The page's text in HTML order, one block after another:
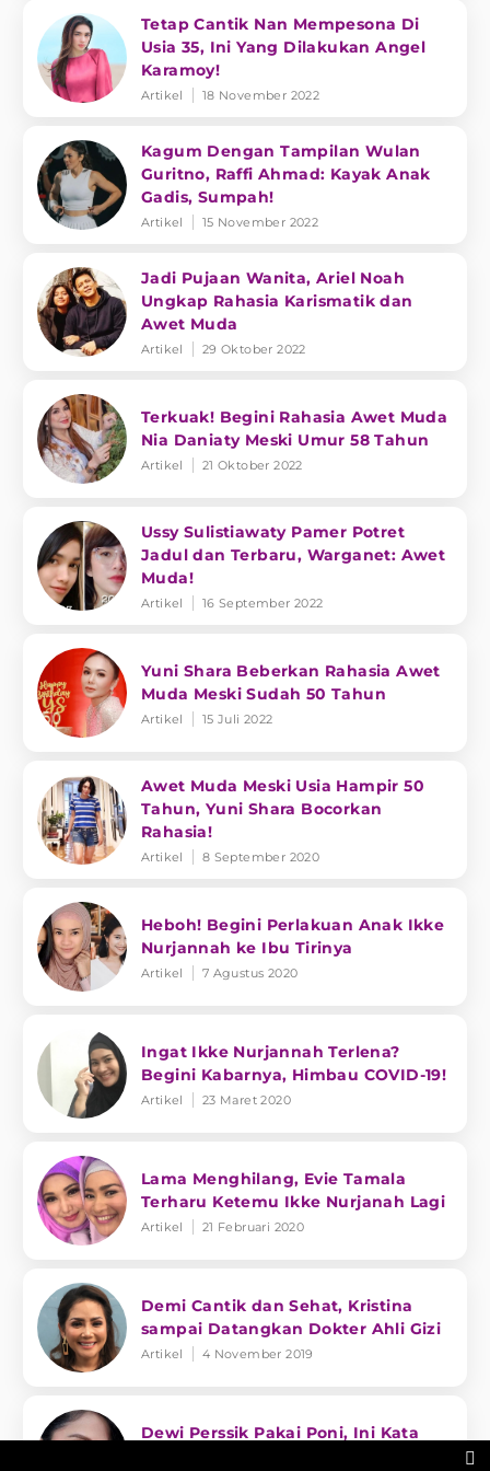
Tetap Cantik Nan Mempesona Di
Usia 35, Ini Yang Dilakukan Angel
Karamoy!
Artikel 18 November 2022
Kagum Dengan Tampilan Wulan
Guritno, Raffi Ahmad: Kayak Anak
Gadis, Sumpah!
Artikel 15 November 2022
Jadi Pujaan Wanita, Ariel Noah
Ungkap Rahasia Karismatik dan
Awet Muda
Artikel 29 Oktober 2022
Terkuak! Begini Rahasia Awet Muda
Nia Daniaty Meski Umur 58 Tahun
Artikel 21 Oktober 2022
Ussy Sulistiawaty Pamer Potret
Jadul dan Terbaru, Warganet: Awet
Muda!
Artikel 16 September 2022
Yuni Shara Beberkan Rahasia Awet
Muda Meski Sudah 50 Tahun
Artikel 15 Juli 2022
Awet Muda Meski Usia Hampir 50
Tahun, Yuni Shara Bocorkan
Rahasia!
Artikel 8 September 2020
Heboh! Begini Perlakuan Anak Ikke
Nurjannah ke Ibu Tirinya
Artikel 7 Agustus 2020
Ingat Ikke Nurjannah Terlena?
Begini Kabarnya, Himbau COVID-19!
Artikel 23 Maret 2020
Lama Menghilang, Evie Tamala
Terharu Ketemu Ikke Nurjanah Lagi
Artikel 21 Februari 2020
Demi Cantik dan Sehat, Kristina
sampai Datangkan Dokter Ahli Gizi
Artikel 4 November 2019
Dewi Perssik Pakai Poni, Ini Kata
